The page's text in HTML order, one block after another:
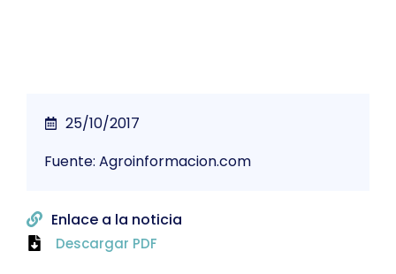
25/10/2017
Fuente: Agroinformacion.com
Enlace a la noticia
Descargar PDF